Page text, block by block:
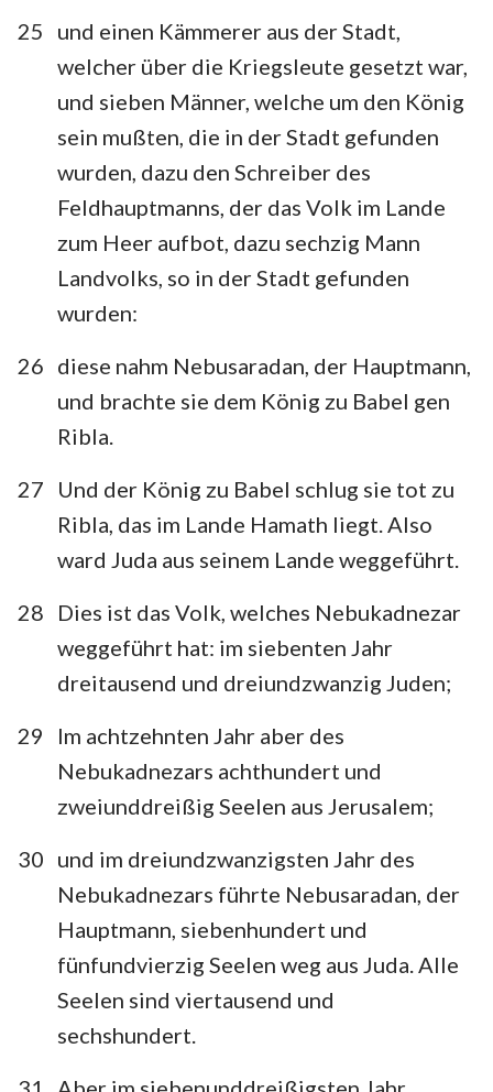
25
und einen Kämmerer aus der Stadt,
welcher über die Kriegsleute gesetzt war,
und sieben Männer, welche um den König
sein mußten, die in der Stadt gefunden
wurden, dazu den Schreiber des
Feldhauptmanns, der das Volk im Lande
zum Heer aufbot, dazu sechzig Mann
Landvolks, so in der Stadt gefunden
wurden:
26 diese nahm Nebusaradan, der Hauptmann,
und brachte sie dem König zu Babel gen
Ribla.
27
Und der König zu Babel schlug sie tot zu
Ribla, das im Lande Hamath liegt. Also
ward Juda aus seinem Lande weggeführt.
28
Dies ist das Volk, welches Nebukadnezar
weggeführt hat: im siebenten Jahr
dreitausend und dreiundzwanzig Juden;
29
Im achtzehnten Jahr aber des
Nebukadnezars achthundert und
zweiunddreißig Seelen aus Jerusalem;
30 und im dreiundzwanzigsten Jahr des
Nebukadnezars führte Nebusaradan, der
Hauptmann, siebenhundert und
fünfundvierzig Seelen weg aus Juda. Alle
Seelen sind viertausend und
sechshundert.